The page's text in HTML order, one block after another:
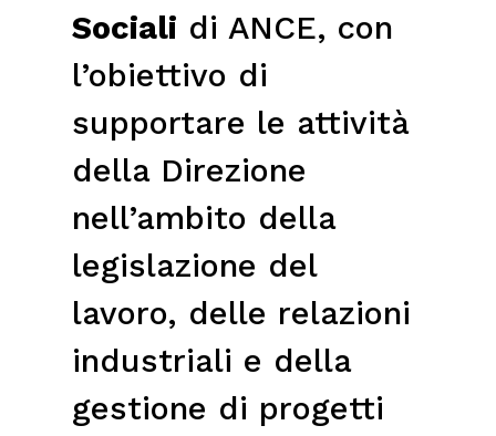
Sociali di ANCE, con
l’obiettivo di
supportare le attività
della Direzione
nell’ambito della
legislazione del
lavoro, delle relazioni
industriali e della
gestione di progetti